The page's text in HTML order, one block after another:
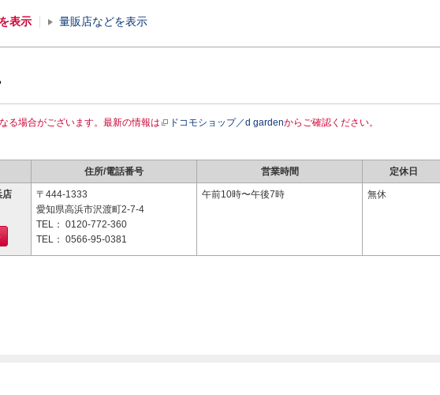
表示 量販店などを表示
る場合がございます。最新の情報は ドコモショップ／d gardenからご確認ください。
住所/電話番号 営業時間 定休日
店
〒444-1333
愛知県高浜市沢渡町2-7-4
TEL： 0120-772-360
TEL： 0566-95-0381
午前10時〜午後7時 無休